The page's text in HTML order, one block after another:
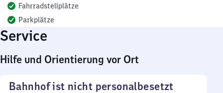
Fahrradstellplätze
Parkplätze
Service
Hilfe und Orientierung vor Ort
Bahnhof ist nicht personalbesetzt